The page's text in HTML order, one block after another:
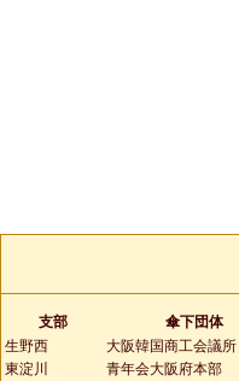
支部
生野西
東淀川
傘下団体
大阪韓国商工会議所
青年会大阪府本部